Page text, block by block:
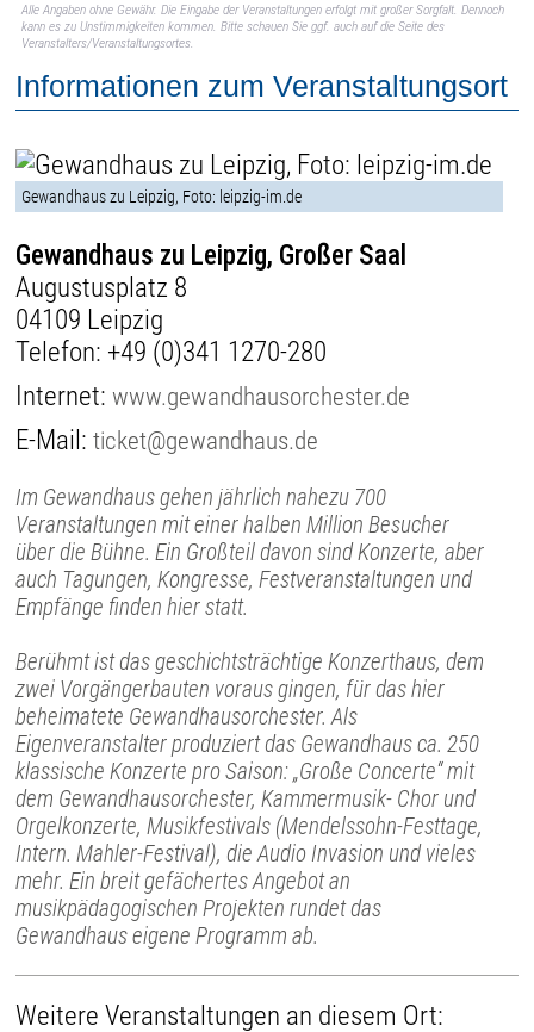
Alle Angaben ohne Gewähr. Die Eingabe der Veranstaltungen erfolgt mit großer Sorgfalt. Dennoch
kann es zu Unstimmigkeiten kommen. Bitte schauen Sie ggf. auch auf die Seite des
Veranstalters/Veranstaltungsortes.
Informationen zum Veranstaltungsort
Gewandhaus zu Leipzig, Foto: leipzig-im.de
Gewandhaus zu Leipzig, Großer Saal
Augustusplatz 8
04109 Leipzig
Telefon: +49 (0)341 1270-280
Internet:www.gewandhausorchester.de
E-Mail:ticket@gewandhaus.de
Im Gewandhaus gehen jährlich nahezu 700
Veranstaltungen mit einer halben Million Besucher
über die Bühne. Ein Großteil davon sind Konzerte, aber
auch Tagungen, Kongresse, Festveranstaltungen und
Empfänge finden hier statt.
Berühmt ist das geschichtsträchtige Konzerthaus, dem
zwei Vorgängerbauten voraus gingen, für das hier
beheimatete Gewandhausorchester. Als
Eigenveranstalter produziert das Gewandhaus ca. 250
klassische Konzerte pro Saison: „Große Concerte“ mit
dem Gewandhausorchester, Kammermusik- Chor und
Orgelkonzerte, Musikfestivals (Mendelssohn-Festtage,
Intern. Mahler-Festival), die Audio Invasion und vieles
mehr. Ein breit gefächertes Angebot an
musikpädagogischen Projekten rundet das
Gewandhaus eigene Programm ab.
Weitere Veranstaltungen an diesem Ort: